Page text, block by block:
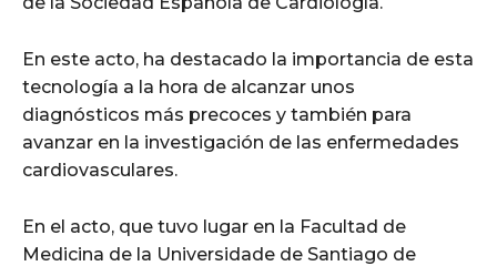
En este acto, ha destacado la importancia de esta
tecnología a la hora de alcanzar unos
diagnósticos más precoces y también para
avanzar en la investigación de las enfermedades
cardiovasculares.
En el acto, que tuvo lugar en la Facultad de
Medicina de la Universidade de Santiago de